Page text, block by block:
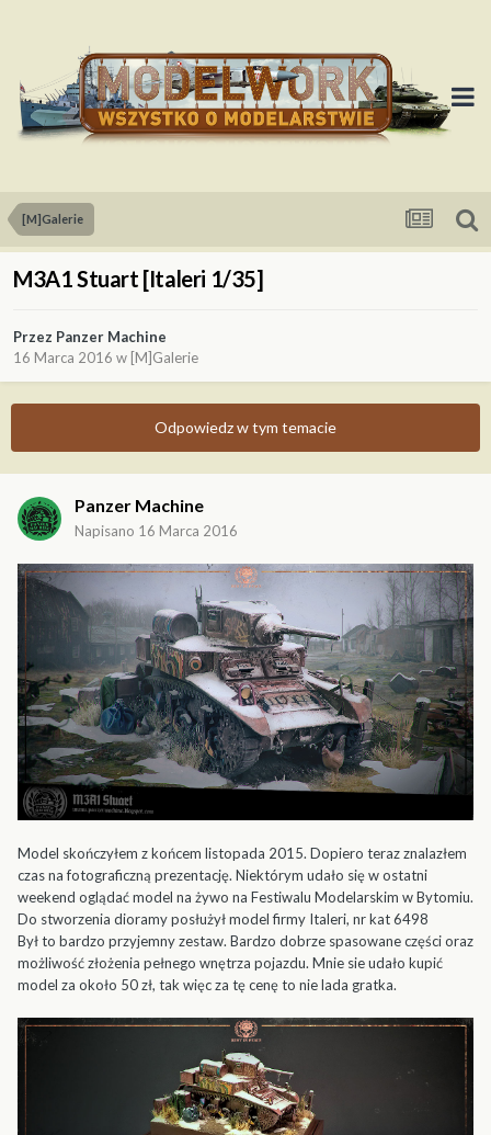
[M]Galerie
M3A1 Stuart [Italeri 1/35]
Przez Panzer Machine
16 Marca 2016 w [M]Galerie
Odpowiedz w tym temacie
Panzer Machine
Napisano 16 Marca 2016
Model skończyłem z końcem listopada 2015. Dopiero teraz znalazłem
czas na fotograficzną prezentację. Niektórym udało się w ostatni
weekend oglądać model na żywo na Festiwalu Modelarskim w Bytomiu.
Do stworzenia dioramy posłużył model firmy Italeri, nr kat 6498
Był to bardzo przyjemny zestaw. Bardzo dobrze spasowane części oraz
możliwość złożenia pełnego wnętrza pojazdu. Mnie sie udało kupić
model za około 50 zł, tak więc za tę cenę to nie lada gratka.